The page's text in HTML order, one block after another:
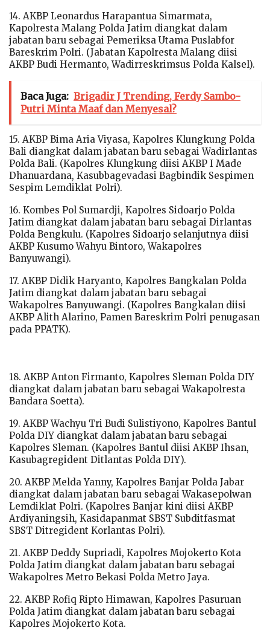
14. AKBP Leonardus Harapantua Simarmata,
Kapolresta Malang Polda Jatim diangkat dalam
jabatan baru sebagai Pemeriksa Utama Puslabfor
Bareskrim Polri. (Jabatan Kapolresta Malang diisi
AKBP Budi Hermanto, Wadirreskrimsus Polda Kalsel).
Baca Juga: Brigadir J Trending, Ferdy Sambo-
Putri Minta Maaf dan Menyesal?
15. AKBP Bima Aria Viyasa, Kapolres Klungkung Polda
Bali diangkat dalam jabatan baru sebagai Wadirlantas
Polda Bali. (Kapolres Klungkung diisi AKBP I Made
Dhanuardana, Kasubbagevadasi Bagbindik Sespimen
Sespim Lemdiklat Polri).
16. Kombes Pol Sumardji, Kapolres Sidoarjo Polda
Jatim diangkat dalam jabatan baru sebagai Dirlantas
Polda Bengkulu. (Kapolres Sidoarjo selanjutnya diisi
AKBP Kusumo Wahyu Bintoro, Wakapolres
Banyuwangi).
17. AKBP Didik Haryanto, Kapolres Bangkalan Polda
Jatim diangkat dalam jabatan baru sebagai
Wakapolres Banyuwangi. (Kapolres Bangkalan diisi
AKBP Alith Alarino, Pamen Bareskrim Polri penugasan
pada PPATK).
18. AKBP Anton Firmanto, Kapolres Sleman Polda DIY
diangkat dalam jabatan baru sebagai Wakapolresta
Bandara Soetta).
19. AKBP Wachyu Tri Budi Sulistiyono, Kapolres Bantul
Polda DIY diangkat dalam jabatan baru sebagai
Kapolres Sleman. (Kapolres Bantul diisi AKBP Ihsan,
Kasubagregident Ditlantas Polda DIY).
20. AKBP Melda Yanny, Kapolres Banjar Polda Jabar
diangkat dalam jabatan baru sebagai Wakasepolwan
Lemdiklat Polri. (Kapolres Banjar kini diisi AKBP
Ardiyaningsih, Kasidapanmat SBST Subditfasmat
SBST Ditregident Korlantas Polri).
21. AKBP Deddy Supriadi, Kapolres Mojokerto Kota
Polda Jatim diangkat dalam jabatan baru sebagai
Wakapolres Metro Bekasi Polda Metro Jaya.
22. AKBP Rofiq Ripto Himawan, Kapolres Pasuruan
Polda Jatim diangkat dalam jabatan baru sebagai
Kapolres Mojokerto Kota.